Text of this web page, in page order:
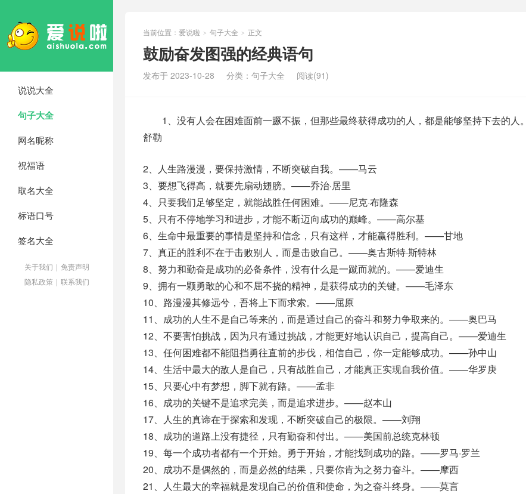
说说大全
句子大全
网名昵称
祝福语
取名大全
标语口号
签名大全
关于我们 | 免责声明
隐私政策 | 联系我们
当前位置： 爱说啦 > 句子大全 > 正文
鼓励奋发图强的经典语句
发布于 2023-10-28 分类： 句子大全 阅读(91)
1、没有人会在困难面前一蹶不振，但那些最终获得成功的人，都是能够坚持下去的
舒勒
2、人生路漫漫，要保持激情，不断突破自我。——马云
3、要想飞得高，就要先扇动翅膀。——乔治·居里
4、只要我们足够坚定，就能战胜任何困难。——尼克·布隆森
5、只有不停地学习和进步，才能不断迈向成功的巅峰。——高尔基
6、生命中最重要的事情是坚持和信念，只有这样，才能赢得胜利。——甘地
7、真正的胜利不在于击败别人，而是击败自己。——奥古斯特·斯特林
8、努力和勤奋是成功的必备条件，没有什么是一蹴而就的。——爱迪生
9、拥有一颗勇敢的心和不屈不挠的精神，是获得成功的关键。——毛泽东
10、路漫漫其修远兮，吾将上下而求索。——屈原
11、成功的人生不是自己等来的，而是通过自己的奋斗和努力争取来的。——奥巴马
12、不要害怕挑战，因为只有通过挑战，才能更好地认识自己，提高自己。——爱迪生
13、任何困难都不能阻挡勇往直前的步伐，相信自己，你一定能够成功。——孙中山
14、生活中最大的敌人是自己，只有战胜自己，才能真正实现自我价值。——华罗庚
15、只要心中有梦想，脚下就有路。——孟非
16、成功的关键不是追求完美，而是追求进步。——赵本山
17、人生的真谛在于探索和发现，不断突破自己的极限。——刘翔
18、成功的道路上没有捷径，只有勤奋和付出。——美国前总统克林顿
19、每一个成功者都有一个开始。勇于开始，才能找到成功的路。——罗马·罗兰
20、成功不是偶然的，而是必然的结果，只要你肯为之努力奋斗。——摩西
21、人生最大的幸福就是发现自己的价值和使命，为之奋斗终身。——莫言